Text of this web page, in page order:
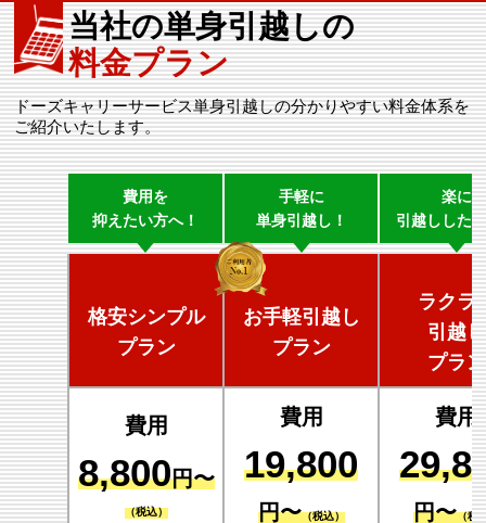
当社の単身引越しの
料金プラン
ドーズキャリーサービス単身引越しの分かりやすい料金体系を
ご紹介いたします。
費用を
抑えたい方へ！
手軽に
単身引越し！
楽に
引越しした
格安シンプル
プラン
お手軽引越し
プラン
ラクラ
引越し
プラン
費用
8,800円〜
（税込）
費用
19,800
円〜（税込）
費用
円〜（税